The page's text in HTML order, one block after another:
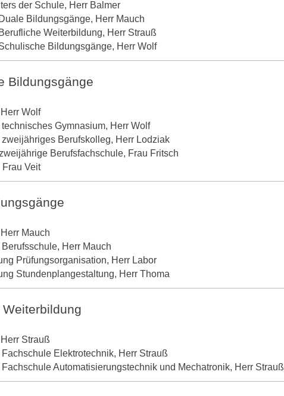
der Schule, Herr Balmer
Bildungsgänge, Herr Mauch
Weiterbildung, Herr Strauß
Bildungsgänge, Herr Wolf
Bildungsgänge
Wolf
Gymnasium, Herr Wolf
Berufskolleg, Herr Lodziak
Berufsfachschule, Frau Fritsch
Frau Veit
Mauch
Herr Mauch
Prüfungsorganisation, Herr Labor
Stundenplangestaltung, Herr Thoma
Strauß
Elektrotechnik, Herr Strauß
Automatisierungstechnik und Mechatronik, Herr Strauß